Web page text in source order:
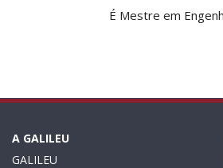
É Mestre em
A GALILEU
GALILEU